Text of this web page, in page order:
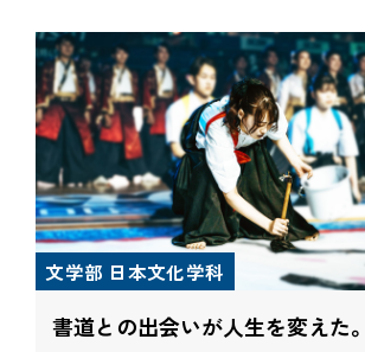
文学部 日本文化学科
書道との出会いが人生を変えた。